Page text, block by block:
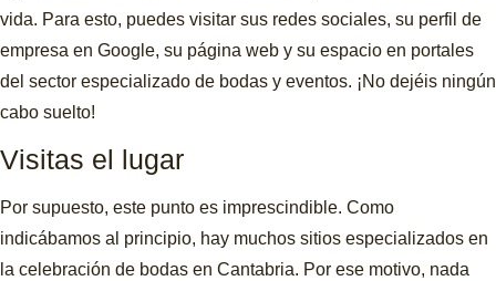
vida. Para esto, puedes visitar sus redes sociales, su perfil de
empresa en Google, su página web y su espacio en portales
del sector especializado de bodas y eventos. ¡No dejéis ningún
cabo suelto!
Visitas el lugar
Por supuesto, este punto es imprescindible. Como
indicábamos al principio, hay muchos sitios especializados en
la celebración de bodas en Cantabria. Por ese motivo, nada